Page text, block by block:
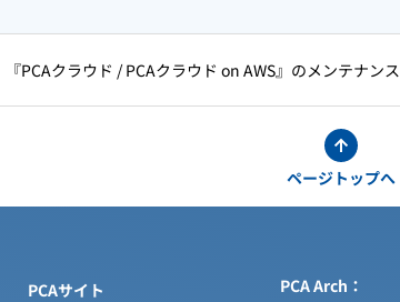
『PCAクラウド / PCAクラウド on AWS』のメンテナンス
ページトップへ
PCAサイト
PCA Arch